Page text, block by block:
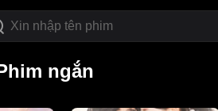
ngắn